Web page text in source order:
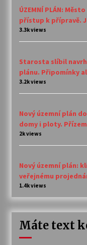
ÚZEMNÍ PLÁN:
přístup k přípravě.
3.3k views
Starosta slíbil
plánu. Připomínky
3.2k views
Nový územní plán
domy i ploty.
2k views
Nový územní plán:
veřejnému
1.4k views
Máte text